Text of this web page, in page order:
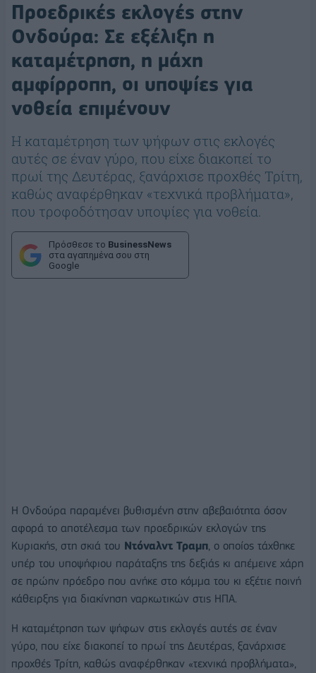
Προεδρικές εκλογές στην
Ονδούρα: Σε εξέλιξη η
καταμέτρηση, η μάχη
αμφίρροπη, οι υποψίες για
νοθεία επιμένουν
Η καταμέτρηση των ψήφων στις εκλογές
αυτές σε έναν γύρο, που είχε διακοπεί το
πρωί της Δευτέρας, ξανάρχισε προχθές Τρίτη,
καθώς αναφέρθηκαν «τεχνικά προβλήματα»,
που τροφοδότησαν υποψίες για νοθεία.
Πρόσθεσε το BusinessNews
στα αγαπημένα σου στη
Google
Η Ονδούρα παραμένει βυθισμένη στην αβεβαιότητα όσον
αφορά το αποτέλεσμα των προεδρικών εκλογών της
Κυριακής, στη σκιά του Ντόναλντ Τραμπ, ο οποίος τάχθηκε
υπέρ του υποψήφιου παράταξης της δεξιάς κι απέμεινε χάρη
σε πρώην πρόεδρο που ανήκε στο κόμμα του κι εξέτιε ποινή
κάθειρξης για διακίνηση ναρκωτικών στις ΗΠΑ.
Η καταμέτρηση των ψήφων στις εκλογές αυτές σε έναν
γύρο, που είχε διακοπεί το πρωί της Δευτέρας, ξανάρχισε
προχθές Τρίτη, καθώς αναφέρθηκαν «τεχνικά προβλήματα»,